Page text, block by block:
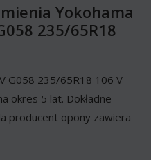
Yokohama
235/65R18
G058 235/65R18 106 V
okres 5 lat. Dokładne
producent opony zawiera